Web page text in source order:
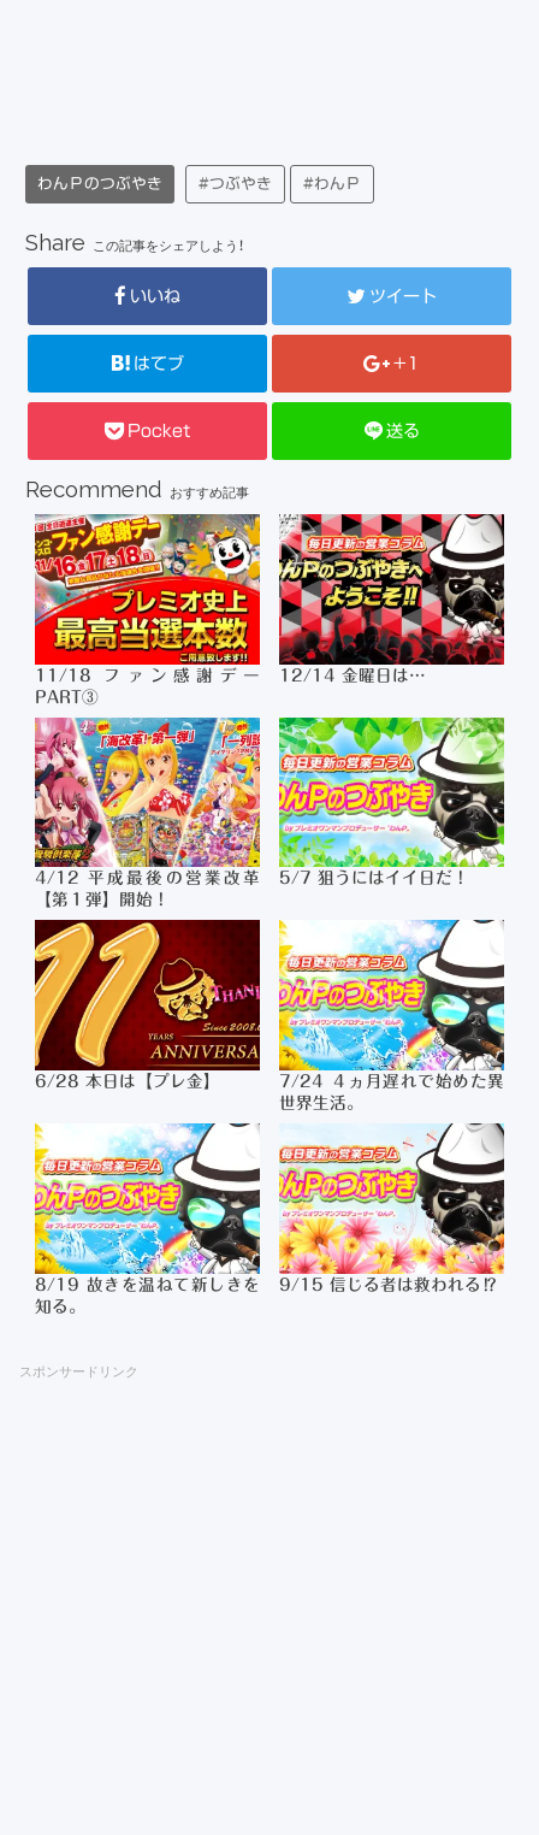
わんＰのつぶやき #つぶやき #わんＰ
Share この記事をシェアしよう！
いいね ツイート
はてブ +1
Pocket 送る
Recommend おすすめ記事
11/18 ファン感謝デー
PART③
12/14 金曜日は…
4/12 平成最後の営業改革
【第１弾】開始！
5/7 狙うにはイイ日だ！
6/28 本日は【プレ金】
7/24 ４ヵ月遅れで始めた異
世界生活。
8/19 故きを温ねて新しきを
知る。
9/15 信じる者は救われる⁉
スポンサードリンク